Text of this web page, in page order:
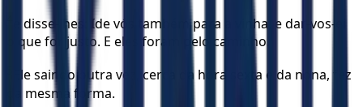
e disse-lhes: Ide vós também para a vinha, e dar-vos-ei
o que for justo. E eles foram pelo caminho.
Ele saindo outra vez, cerca da hora sexta e da nona, fez
da mesma forma.